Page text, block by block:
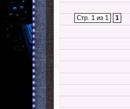
Стр. 1 из 1 1